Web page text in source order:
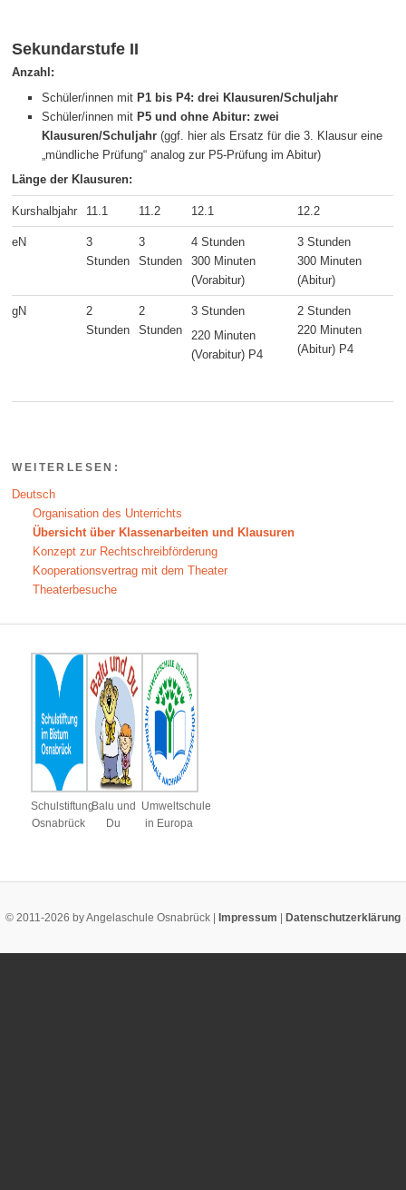
Sekundarstufe II
Anzahl:
Schüler/innen mit P1 bis P4: drei Klausuren/Schuljahr
Schüler/innen mit P5 und ohne Abitur: zwei
Klausuren/Schuljahr (ggf. hier als Ersatz für die 3. Klausur eine
„mündliche Prüfung“ analog zur P5-Prüfung im Abitur)
Länge der Klausuren:
Kurshalbjahr 11.1 11.2 12.1 12.2
eN
3
Stunden
3
Stunden
4 Stunden
300 Minuten
(Vorabitur)
3 Stunden
300 Minuten
(Abitur)
gN
2
Stunden
2
Stunden
3 Stunden
220 Minuten
(Vorabitur) P4
2 Stunden
220 Minuten
(Abitur) P4
WEITERLESEN:
Deutsch
Organisation des Unterrichts
Übersicht über Klassenarbeiten und Klausuren
Konzept zur Rechtschreibförderung
Kooperationsvertrag mit dem Theater
Theaterbesuche
Schulstiftung
Osnabrück
Balu und
Du
Umweltschule
in Europa
© 2011-2026 by Angelaschule Osnabrück | Impressum Datenschutzerklärung